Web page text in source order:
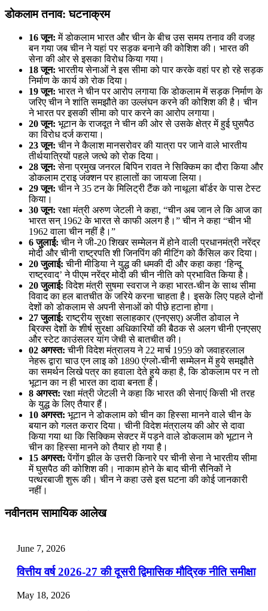
डोकलाम तनाव: घटनाक्रम
16 जून: में डोकलाम भारत और चीन के बीच उस समय तनाव की वजह
बन गया जब चीन ने यहां पर सड़क बनाने की कोशिश की। भारत की
सेना की ओर से इसका विरोध किया गया।
18 जून: भारतीय सेनाओं ने इस सीमा को पार करके वहां पर हो रहे सड़क
निर्माण के कार्य को रोक दिया।
19 जून: भारत ने चीन पर आरोप लगाया कि डोकलाम में सड़क निर्माण के
जरिए चीन ने शांति समझौते का उल्लंघन करने की कोशिश की है। चीन
ने भारत पर इसकी सीमा को पार करने का आरोप लगाया।
20 जून: भूटान के राजदूत ने चीन की ओर से उसके क्षेत्र में हुई घुसपैठ
का विरोध दर्ज कराया।
23 जून: चीन ने कैलाश मानसरोवर की यात्रा पर जाने वाले भारतीय
तीर्थयात्रियों पहले जत्थे को रोक दिया।
28 जून: सेना प्रमुख जनरल बिपिन रावत ने सिक्किम का दौरा किया और
डोकलाम ट्राइ जंक्शन पर हालातों का जायजा लिया।
29 जून: चीन ने 35 टन के मिलिट्री टैंक को नाथूला बॉर्डर के पास टेस्‍ट
किया।
30 जून: रक्षा मंत्री अरुण जेटली ने कहा, “चीन अब जान ले कि आज का
भारत सन् 1962 के भारत से काफी अलग है।” चीन ने कहा “चीन भी
1962 वाला चीन नहीं है।”
6 जुलाई: चीन ने जी-20 शिखर सम्मेलन में होने वाली प्रधानमंत्री नरेंद्र
मोदी और चीनी राष्ट्रपति शी जिनपिंग की मीटिंग को कैंसिल कर दिया।
20 जुलाई: चीनी मीडिया ने युद्ध की धमकी दी और कहा कहा ‘हिन्दू
राष्ट्रवाद’ ने पीएम नरेंद्र मोदी की चीन नीति को प्रभावित किया है।
20 जुलाई: विदेश मंत्री सुषमा स्वराज ने कहा भारत-चीन के साथ सीमा
विवाद का हल बातचीत के जरिये करना चाहता है। इसके लिए पहले दोनों
देशों को डोकलाम से अपनी सेनाओं को पीछे हटाना होगा।
27 जुलाई: राष्ट्रीय सुरक्षा सलाहकार (एनएसए) अजीत डोवाल ने
ब्रिक्स देशों के शीर्ष सुरक्षा अधिकारियों की बैठक से अलग चीनी एनएसए
और स्टेट काउंसलर यांग जेची से बातचीत की।
02 अगस्त: चीनी विदेश मंत्रालय ने 22 मार्च 1959 को जवाहरलाल
नेहरू द्वारा चाउ एन लाइ को 1890 एंग्लो-चीनी सम्मेलन में हुये समझौते
का समर्थन लिखे पत्र का हवाला देते हुये कहा है, कि डोकलाम पर न तो
भूटान का न ही भारत का दावा बनता है।
8 अगस्त: रक्षा मंत्री जेटली ने कहा कि भारत की सेनाएं किसी भी तरह
के युद्ध के लिए तैयार हैं।
10 अगस्त: भूटान ने डोकलाम को चीन का हिस्सा मानने वाले चीन के
बयान को गलत करार दिया। चीनी विदेश मंत्रालय की ओर से दावा
किया गया था कि सिक्किम सेक्टर में पड़ने वाले डोकलाम को भूटान ने
चीन का हिस्सा मानने को तैयार हो गया है।
15 अगस्त: पेंगोंग झील के उत्तरी किनारे पर चीनी सेना ने भारतीय सीमा
में घुसपैठ की कोशिश की। नाकाम होने के बाद चीनी सैनिकों ने
पत्थरबाजी शुरू की। चीन ने कहा उसे इस घटना की कोई जानकारी
नहीं।
नवीनतम सामायिक आलेख
June 7, 2026
वित्तीय वर्ष 2026-27 की दूसरी द्विमासिक मौद्रिक नीति समीक्षा
May 18, 2026